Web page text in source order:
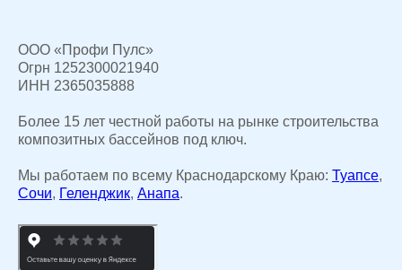
ООО «Профи Пулс»
Огрн 1252300021940
ИНН 2365035888
Более 15 лет честной работы на рынке строительства
композитных бассейнов под ключ.
Мы работаем по всему Краснодарскому Краю: Туапсе,
Сочи, Геленджик, Анапа.